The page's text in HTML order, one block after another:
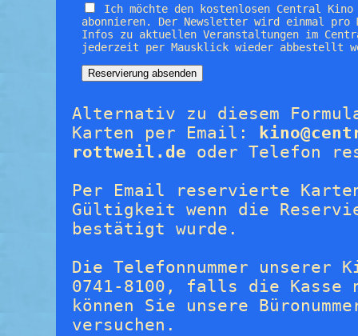
Ich möchte den kostenlosen Central
abonnieren. Der Newsletter wird einmal pro
Infos zu aktuellen Veranstaltungen im
jederzeit per Mausklick wieder abbestellt
Alternativ zu diesem
Karten per Email:
rottweil.de oder Telefon
Per Email reservierte
Gültigkeit wenn die
bestätigt wurde.
Die Telefonnummer unserer
0741-8100, falls die
können Sie unsere
versuchen.